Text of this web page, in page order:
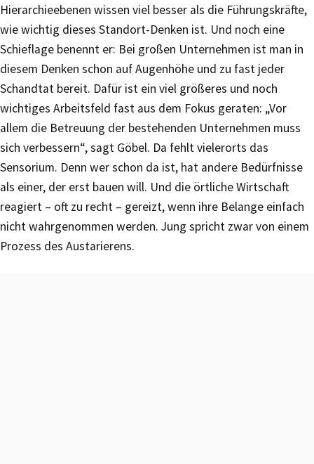
Hierarchieebenen wissen viel besser als die Führungskräfte,
wie wichtig dieses Standort-Denken ist. Und noch eine
Schieflage benennt er: Bei großen Unternehmen ist man in
diesem Denken schon auf Augenhöhe und zu fast jeder
Schandtat bereit. Dafür ist ein viel größeres und noch
wichtiges Arbeitsfeld fast aus dem Fokus geraten: „Vor
allem die Betreuung der bestehenden Unternehmen muss
sich verbessern“, sagt Göbel. Da fehlt vielerorts das
Sensorium. Denn wer schon da ist, hat andere Bedürfnisse
als einer, der erst bauen will. Und die örtliche Wirtschaft
reagiert – oft zu recht – gereizt, wenn ihre Belange einfach
nicht wahrgenommen werden. Jung spricht zwar von einem
Prozess des Austarierens.